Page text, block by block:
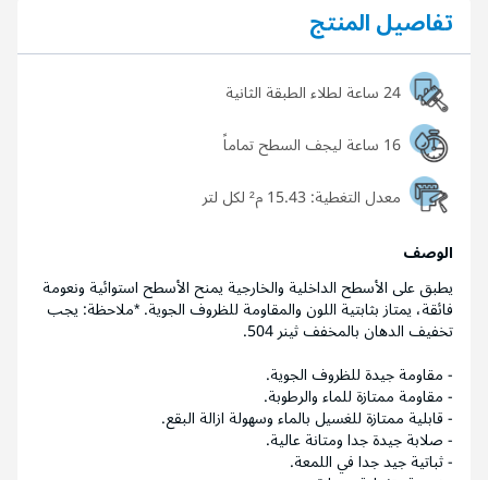
تفاصيل المنتج
24 ساعة لطلاء الطبقة الثانية
16 ساعة ليجف السطح تماماً
معدل التغطية:
الوصف
يطبق على الأسطح الداخلية والخارجية يمنح الأسطح استوائية ونعومة
فائقة، يمتاز بثابتية اللون والمقاومة للظروف الجوية. *ملاحظة: يجب
تخفيف الدهان بالمخفف ثينر 504.
- مقاومة جيدة للظروف الجوية.
- مقاومة ممتازة للماء والرطوبة.
- قابلية ممتازة للغسيل بالماء وسهولة ازالة البقع.
- صلابة جيدة جدا ومتانة عالية.
- ثباتية جيد جدا في اللمعة.